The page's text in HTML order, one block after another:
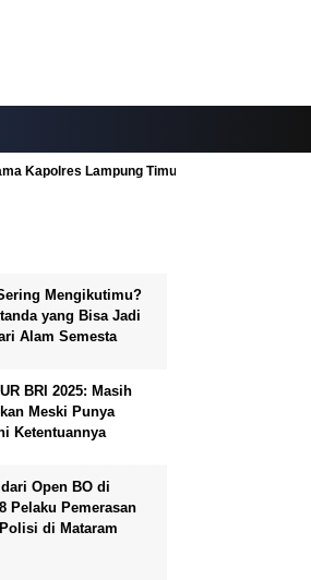
Kapolres Lampung Timur
Mengikutimu?
yang Bisa Jadi
Alam Semesta
BRI 2025: Masih
Meski Punya
Ketentuannya
Open BO di
Pelaku Pemerasan
di Mataram